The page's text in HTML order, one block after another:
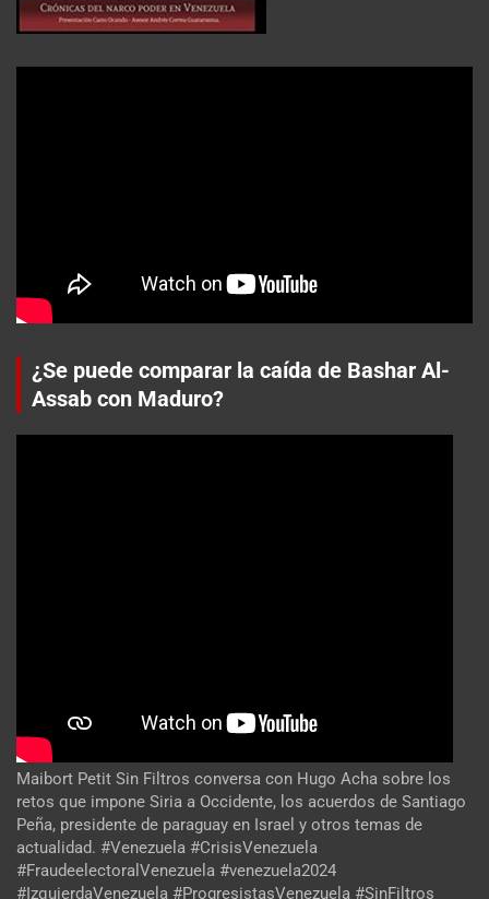
¿Se puede comparar la caída de Bashar Al-
Assab con Maduro?
Maibort Petit Sin Filtros conversa con Hugo Acha sobre los
retos que impone Siria a Occidente, los acuerdos de Santiago
Peña, presidente de paraguay en Israel y otros temas de
actualidad. #Venezuela #CrisisVenezuela
#FraudeelectoralVenezuela #venezuela2024
#IzquierdaVenezuela #ProgresistasVenezuela #SinFiltros